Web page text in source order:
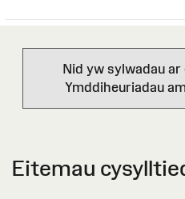
Nid yw sylwadau ar
Ymddiheuriadau
Eitemau